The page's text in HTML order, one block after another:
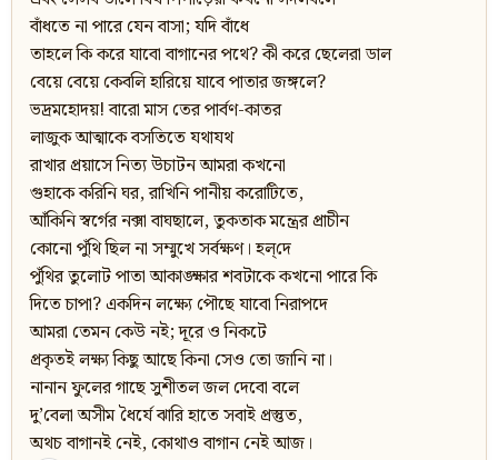
বাঁধতে না পারে যেন বাসা; যদি বাঁধে
তাহলে কি করে যাবো বাগানের পথে? কী করে ছেলেরা ডাল
বেয়ে বেয়ে কেবলি হারিয়ে যাবে পাতার জঙ্গলে?
ভদ্রমহোদয়! বারো মাস তের পার্বণ-কাতর
লাজুক আত্মাকে বসতিতে যথাযথ
রাখার প্রয়াসে নিত্য উচাটন আমরা কখনো
গুহাকে করিনি ঘর, রাখিনি পানীয় করোটিতে,
আঁকিনি স্বর্গের নক্সা বাঘছালে, তুকতাক মন্ত্রের প্রাচীন
কোনো পুঁথি ছিল না সম্মুখে সর্বক্ষণ। হল্‌দে
পুঁথির তুলোট পাতা আকাঙ্ক্ষার শবটাকে কখনো পারে কি
দিতে চাপা? একদিন লক্ষ্যে পৌছে যাবো নিরাপদে
আমরা তেমন কেউ নই; দূরে ও নিকটে
প্রকৃতই লক্ষ্য কিছু আছে কিনা সেও তো জানি না।
নানান ফুলের গাছে সুশীতল জল দেবো বলে
দু’বেলা অসীম ধৈর্যে ঝারি হাতে সবাই প্রস্তুত,
অথচ বাগানই নেই, কোথাও বাগান নেই আজ।